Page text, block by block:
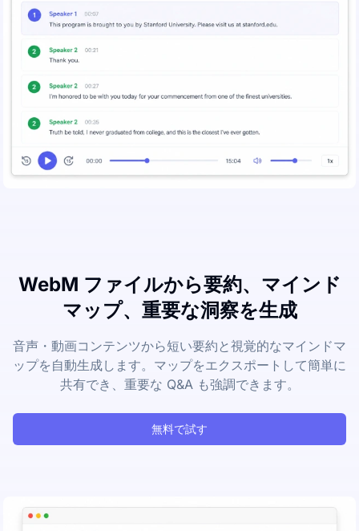
WebM ファイルから要約、マインド
マップ、重要な洞察を生成
音声・動画コンテンツから短い要約と視覚的なマインドマ
ップを自動生成します。マップをエクスポートして簡単に
共有でき、重要な Q&A も強調できます。
無料で試す